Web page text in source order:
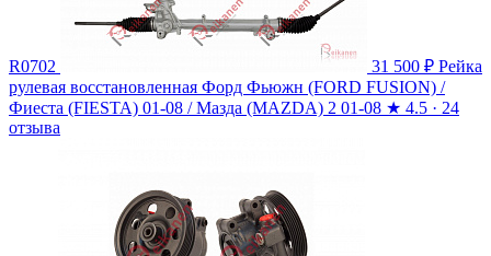
R0702 31 500 ₽ Рейка
рулевая восстановленная Форд Фьюжн (FORD FUSION) /
Фиеста (FIESTA) 01-08 / Мазда (MAZDA) 2 01-08 ★ 4.5 · 24
отзыва